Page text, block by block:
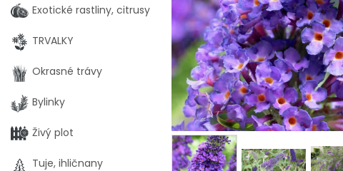
Exotické rastliny, citrusy
TRVALKY
Okrasné trávy
Bylinky
Živý plot
Tuje, ihličnany